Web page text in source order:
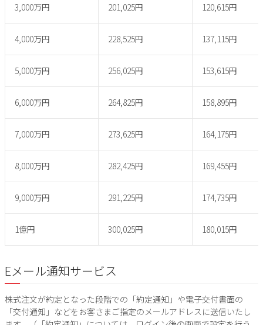
3,000万円 201,025円 120,615円
4,000万円 228,525円 137,115円
5,000万円 256,025円 153,615円
6,000万円 264,825円 158,895円
7,000万円 273,625円 164,175円
8,000万円 282,425円 169,455円
9,000万円 291,225円 174,735円
1億円 300,025円 180,015円
Eメール通知サービス
株式注文が約定となった段階での「約定通知」や電子交付書面の
「交付通知」などをお客さまご指定のメールアドレスに送信いたし